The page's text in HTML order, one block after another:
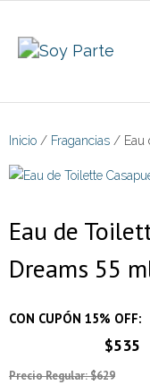
content
Inicio / Fragancias / Eau
Eau de
Dreams 55
CON CUPÓN 15% OFF:
$535
Precio Regular: $629